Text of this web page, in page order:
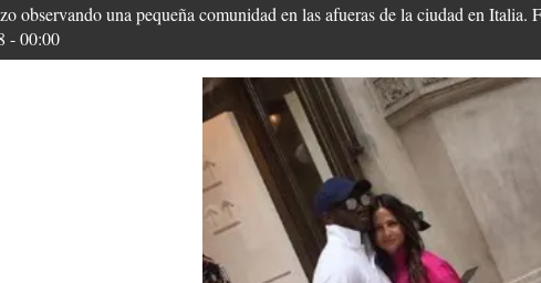
observando una pequeña comunidad en las afueras de la ciudad en Italia.
- 00:00